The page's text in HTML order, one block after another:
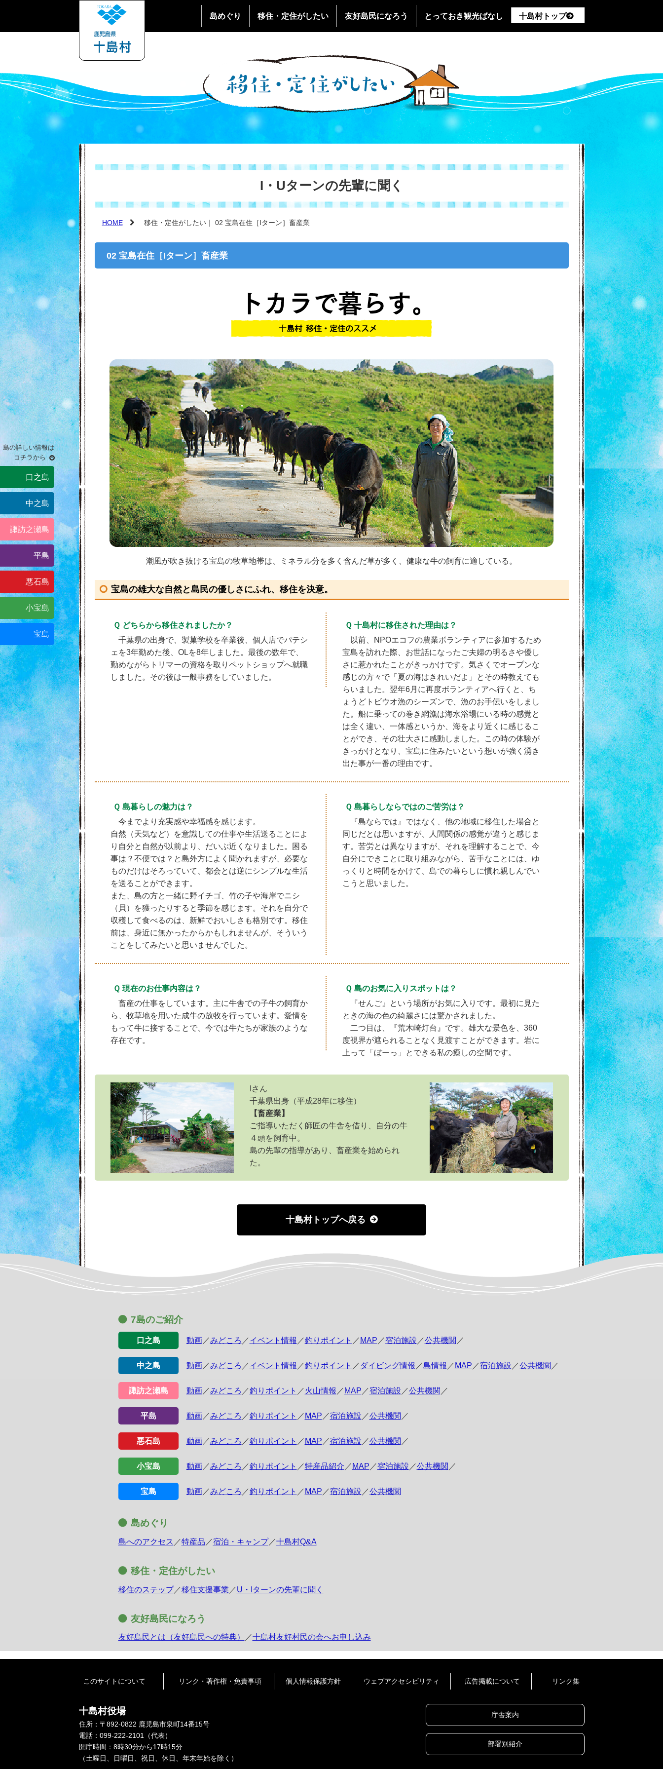
島めぐり
中之島の観光情報
諏訪之瀬島の観光情報 十島村Q&A
移住・定住がしたい
移住支援事業
宝島在住［Iターン］加工品製造
宝島在住［Iターン］畜産業
口之島在住［Ｕターン］漁業／民宿
悪石島在住［Iターン］農業／漁業
友好島民になろう とっておき観光ばなし
諏訪之瀬島の観光ばなし
平島の観光ばなし
小宝島の観光ばなし
宝島の観光ばなし
観光ガイドのご紹介
十島村トップ
島の詳しい情報は
コチラから
口之島
中之島
諏訪之瀬島
平島
悪石島
小宝島
宝島
I・Uターンの先輩に聞く
HOME 移住・定住がしたい｜ 02 宝島在住［Iターン］畜産業
02 宝島在住［Iターン］畜産業
潮風が吹き抜ける宝島の牧草地帯は、ミネラル分を多く含んだ草が多く、健康な牛の飼育に適している。
宝島の雄大な自然と島民の優しさにふれ、移住を決意。
Ｑ どちらから移住されましたか？
千葉県の出身で、製菓学校を卒業後、個人店でパテシ
ェを3年勤めた後、OLを8年しました。最後の数年で、
勤めながらトリマーの資格を取りペットショップへ就職
しました。その後は一般事務をしていました。
Ｑ 十島村に移住された理由は？
以前、NPOエコフの農業ボランティアに参加するため
宝島を訪れた際、お世話になったご夫婦の明るさや優し
さに惹かれたことがきっかけです。気さくでオープンな
感じの方々で「夏の海はきれいだよ」とその時教えても
らいました。翌年6月に再度ボランティアへ行くと、ち
ょうどトビウオ漁のシーズンで、漁のお手伝いをしまし
た。船に乗っての巻き網漁は海水浴場にいる時の感覚と
は全く違い、一体感というか、海をより近くに感じるこ
とができ、その壮大さに感動しました。この時の体験が
きっかけとなり、宝島に住みたいという想いが強く湧き
出た事が一番の理由です。
Ｑ 島暮らしの魅力は？
今までより充実感や幸福感を感じます。
自然（天気など）を意識しての仕事や生活送ることによ
り自分と自然が以前より、だいぶ近くなりました。困る
事は？不便では？と島外方によく聞かれますが、必要な
ものだけはそろっていて、都会とは逆にシンプルな生活
を送ることができます。
また、島の方と一緒に野イチゴ、竹の子や海岸でニシ
（貝）を獲ったりすると季節を感じます。それを自分で
収穫して食べるのは、新鮮でおいしさも格別です。移住
前は、身近に無かったからかもしれませんが、そういう
ことをしてみたいと思いませんでした。
Ｑ 島暮らしならではのご苦労は？
『島ならでは』ではなく、他の地域に移住した場合と
同じだとは思いますが、人間関係の感覚が違うと感じま
す。苦労とは異なりますが、それを理解することで、今
自分にできことに取り組みながら、苦手なことには、ゆ
っくりと時間をかけて、島での暮らしに慣れ親しんでい
こうと思いました。
Ｑ 現在のお仕事内容は？
畜産の仕事をしています。主に牛舎での子牛の飼育か
ら、牧草地を用いた成牛の放牧を行っています。愛情を
もって牛に接することで、今では牛たちが家族のような
存在です。
Ｑ 島のお気に入りスポットは？
『せんご』という場所がお気に入りです。最初に見た
ときの海の色の綺麗さには驚かされました。
二つ目は、『荒木崎灯台』です。雄大な景色を、360
度視界が遮られることなく見渡すことができます。岩に
上って「ぼーっ」とできる私の癒しの空間です。
Iさん
千葉県出身（平成28年に移住）
【畜産業】
ご指導いただく師匠の牛舎を借り、自分の牛
４頭を飼育中。
島の先輩の指導があり、畜産業を始められ
た。
十島村トップへ戻る
7島のご紹介
口之島 動画 ／みどころ ／イベント情報 ／釣りポイント ／ MAP ／宿泊施設 ／公共機関 ／
中之島 動画 ／みどころ ／イベント情報 ／釣りポイント ／ ダイビング情報 ／島情報 ／ MAP ／宿泊施設 ／公共機関 ／
諏訪之瀬島 動画 ／みどころ ／釣りポイント ／火山情報 ／ MAP ／宿泊施設 ／公共機関 ／
平島 動画 ／みどころ ／釣りポイント ／ MAP ／宿泊施設 ／公共機関 ／
悪石島 動画 ／みどころ ／釣りポイント ／ MAP ／宿泊施設 ／公共機関 ／
小宝島 動画 ／みどころ ／釣りポイント ／特産品紹介 ／ MAP ／宿泊施設 ／公共機関 ／
宝島 動画 ／みどころ ／釣りポイント ／ MAP ／宿泊施設 ／公共機関
島めぐり
島へのアクセス ／特産品 ／宿泊・キャンプ／十島村Q&A
移住・定住がしたい
移住のステップ／移住支援事業 ／U・Iターンの先輩に聞く
友好島民になろう
友好島民とは（友好島民への特典） ／十島村友好村民の会へお申し込み
このサイトについて リンク・著作権・免責事項 個人情報保護方針 ウェブアクセシビリティ 広告掲載について リンク集
十島村役場
住所：〒892-0822 鹿児島市泉町14番15号
電話：099-222-2101（代表）
開庁時間：8時30分から17時15分
（土曜日、日曜日、祝日、休日、年末年始を除く）
庁舎案内
部署別紹介